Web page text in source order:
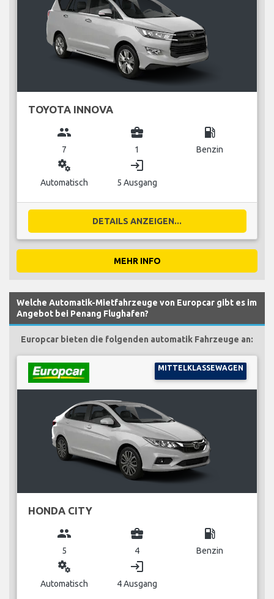
TOYOTA INNOVA
group
7
business_center
1
local_gas_station
Benzin
miscellaneous_services
Automatisch
login
5 Ausgang
DETAILS ANZEIGEN...
MEHR INFO
Welche Automatik-Mietfahrzeuge von Europcar gibt es im
Angebot bei Penang Flughafen?
Europcar bieten die folgenden automatik Fahrzeuge an:
MITTELKLASSEWAGEN
HONDA CITY
group
5
business_center
4
local_gas_station
Benzin
miscellaneous_services
Automatisch
login
4 Ausgang